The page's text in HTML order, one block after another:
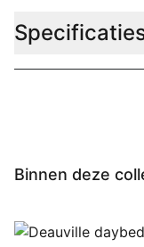
Binnen deze